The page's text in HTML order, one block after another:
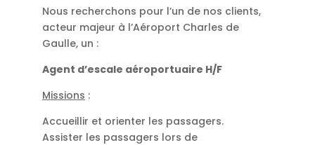
Nous recherchons pour l’un de nos clients,
acteur majeur à l’Aéroport Charles de
Gaulle, un :
Agent d’escale aéroportuaire H/F
Missions :
Accueillir et orienter les passagers.
Assister les passagers lors de